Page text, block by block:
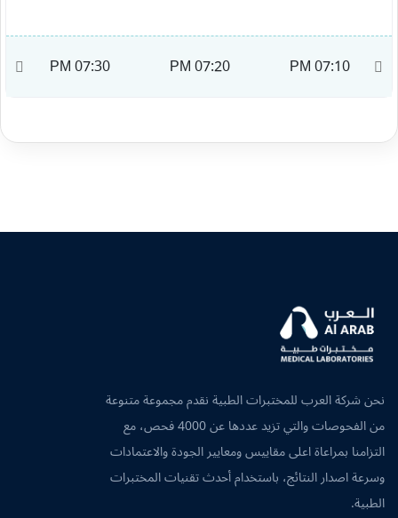
07:10 PM
07:20 PM
07:30 PM
نحن شركة العرب للمختبرات الطبية نقدم مجموعة متنوعة
من الفحوصات والتي تزيد عددها عن 4000 فحص، مع
التزامنا بمراعاة اعلى مقاييس ومعايير الجودة والاعتمادات
وسرعة اصدار النتائج، باستخدام أحدث تقنيات المختبرات
الطبية.